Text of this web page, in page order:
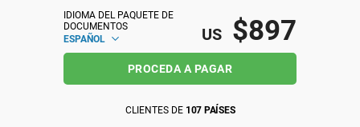
Laboratorios
IDIOMA DEL PAQUETE DE
DOCUMENTOS
ESPAÑOL
US $897
PROCEDA A PAGAR
CLIENTES DE 107 PAÍSES